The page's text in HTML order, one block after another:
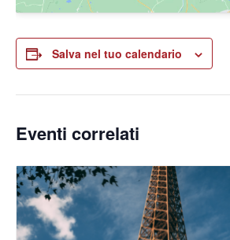
Salva nel tuo calendario
Eventi correlati